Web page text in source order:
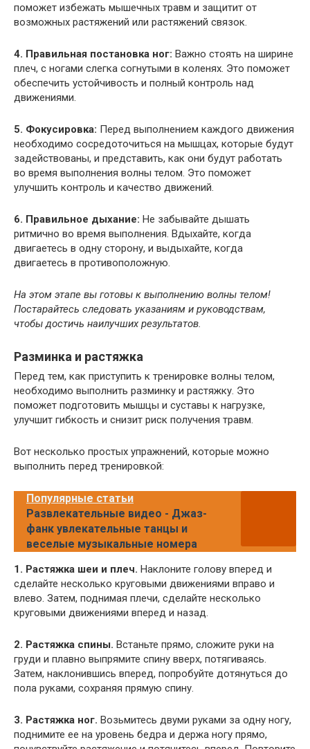
поможет избежать мышечных травм и защитит от
возможных растяжений или растяжений связок.
4. Правильная постановка ног: Важно стоять на ширине
плеч, с ногами слегка согнутыми в коленях. Это поможет
обеспечить устойчивость и полный контроль над
движениями.
5. Фокусировка: Перед выполнением каждого движения
необходимо сосредоточиться на мышцах, которые будут
задействованы, и представить, как они будут работать
во время выполнения волны телом. Это поможет
улучшить контроль и качество движений.
6. Правильное дыхание: Не забывайте дышать
ритмично во время выполнения. Вдыхайте, когда
двигаетесь в одну сторону, и выдыхайте, когда
двигаетесь в противоположную.
На этом этапе вы готовы к выполнению волны телом!
Постарайтесь следовать указаниям и руководствам,
чтобы достичь наилучших результатов.
Разминка и растяжка
Перед тем, как приступить к тренировке волны телом,
необходимо выполнить разминку и растяжку. Это
поможет подготовить мышцы и суставы к нагрузке,
улучшит гибкость и снизит риск получения травм.
Вот несколько простых упражнений, которые можно
выполнить перед тренировкой:
Популярные статьи
Развлекательные видео - Джаз-
фанк увлекательные танцы и
веселые музыкальные номера
1. Растяжка шеи и плеч. Наклоните голову вперед и
сделайте несколько круговыми движениями вправо и
влево. Затем, поднимая плечи, сделайте несколько
круговыми движениями вперед и назад.
2. Растяжка спины. Встаньте прямо, сложите руки на
груди и плавно выпрямите спину вверх, потягиваясь.
Затем, наклонившись вперед, попробуйте дотянуться до
пола руками, сохраняя прямую спину.
3. Растяжка ног. Возьмитесь двуми руками за одну ногу,
поднимите ее на уровень бедра и держа ногу прямо,